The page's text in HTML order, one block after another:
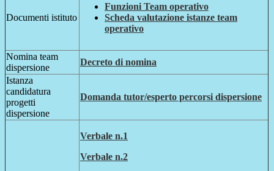
Documenti istituto
Funzioni Team operativo
Scheda valutazione istanze team
operativo
Nomina team
dispersione
Decreto di nomina
Istanza
candidatura
progetti
dispersione
Domanda tutor/esperto percorsi dispersione
Verbale n.1
Verbale n.2